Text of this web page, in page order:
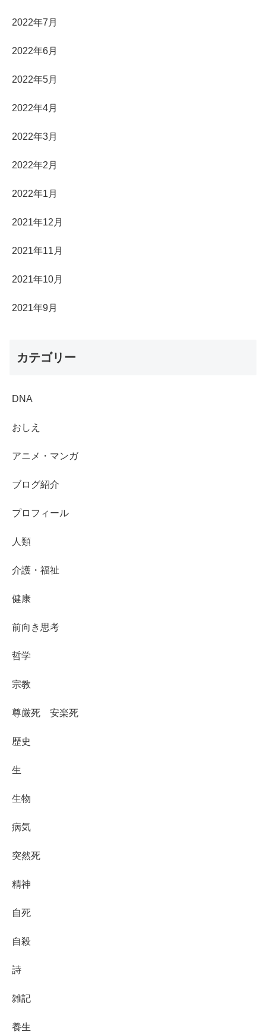
2022年7月
2022年6月
2022年5月
2022年4月
2022年3月
2022年2月
2022年1月
2021年12月
2021年11月
2021年10月
2021年9月
カテゴリー
DNA
おしえ
アニメ・マンガ
ブログ紹介
プロフィール
人類
介護・福祉
健康
前向き思考
哲学
宗教
尊厳死 安楽死
歴史
生
生物
病気
突然死
精神
自死
自殺
詩
雑記
養生